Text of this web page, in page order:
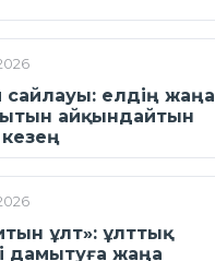
сайлауы: елдің жаңа
айқындайтын
ұлт»: ұлттық
дамытуға жаңа